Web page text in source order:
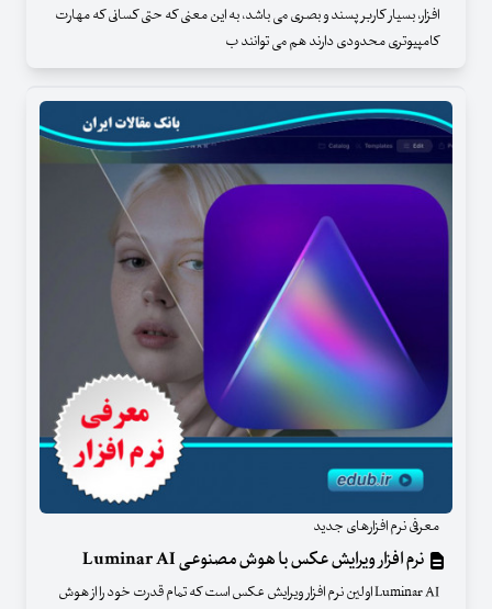
افزار، بسیار کاربر پسند و بصری می باشد، به این معنی که حتی کسانی که مهارت
کامپیوتری محدودی دارند هم می توانند ب
معرفی نرم افزارهای جدید
نرم افزار ویرایش عکس با هوش مصنوعی Luminar AI
Luminar AI اولین نرم افزار ویرایش عکس است که تمام قدرت خود را از هوش